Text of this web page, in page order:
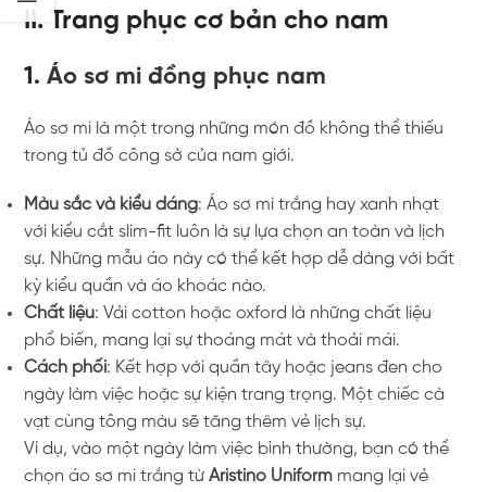
II. Trang phục cơ bản cho nam
1.Áo sơ mi đồng phục nam
Áo sơ mi là một trong những món đồ không thể thiếu
trong tủ đồ công sở của nam giới.
Màu sắc và kiểu dáng: Áo sơ mi trắng hay xanh nhạt
với kiểu cắt slim-fit luôn là sự lựa chọn an toàn và lịch
sự. Những mẫu áo này có thể kết hợp dễ dàng với bất
kỳ kiểu quần và áo khoác nào.
Chất liệu: Vải cotton hoặc oxford là những chất liệu
phổ biến, mang lại sự thoáng mát và thoải mái.
Cách phối: Kết hợp với quần tây hoặc jeans đen cho
ngày làm việc hoặc sự kiện trang trọng. Một chiếc cà
vạt cùng tông màu sẽ tăng thêm vẻ lịch sự.
Ví dụ, vào một ngày làm việc bình thường, bạn có thể
chọn áo sơ mi trắng từAristino Uniform mang lại vẻ